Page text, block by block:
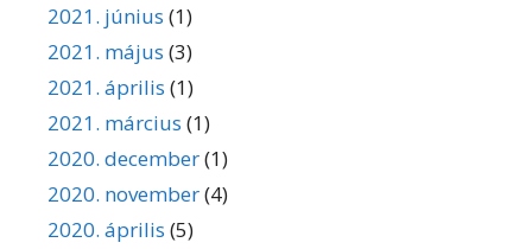
2021. június (1)
2021. május (3)
2021. április (1)
2021. március (1)
2020. december(1)
2020. november(4)
2020. április (5)